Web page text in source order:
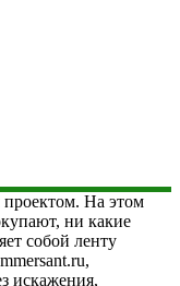
проектом. На этом
ни какие
собой ленту
искажения,